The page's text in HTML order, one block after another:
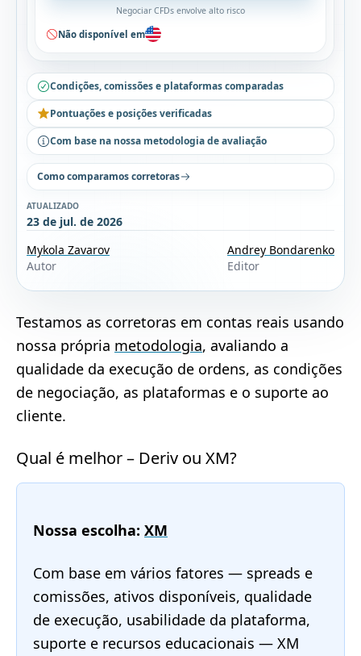
Negociar CFDs envolve alto risco
Não disponível em
Condições, comissões e plataformas comparadas
Pontuações e posições verificadas
Com base na nossa metodologia de avaliação
Como comparamos corretoras
ATUALIZADO
23 de jul. de 2026
Mykola Zavarov
Autor
Andrey Bondarenko
Editor
Testamos as corretoras em contas reais usando
nossa própria metodologia, avaliando a
qualidade da execução de ordens, as condições
de negociação, as plataformas e o suporte ao
cliente.
Qual é melhor – Deriv ou XM?
Nossa escolha: XM
Com base em vários fatores — spreads e
comissões, ativos disponíveis, qualidade
de execução, usabilidade da plataforma,
suporte e recursos educacionais — XM